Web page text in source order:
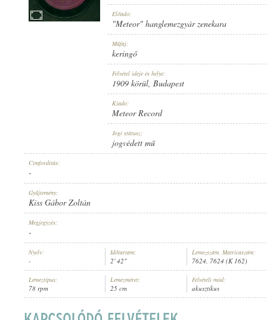
"METEOR" HANGLEMEZGYÁR ZENEKARA
1909 KÖRÜL
LEMEZSZÁM:
Előadó:
"Meteor" hanglemezgyár zenekara
Műfaj:
keringő
Felvétel ideje és helye:
1909 körül, Budapest
Kiadó:
Meteor Record
Jogi státusz:
jogvédett mű
Címfordítás:
-
Gyűjtemény:
Kiss Gábor Zoltán
Megjegyzés:
-
Nyelv:
-
Időtartam:
2' 42"
Lemezszám, Matricaszám:
7624, 7624 (K 162)
Lemeztípus:
78 rpm
Lemezméret:
25 cm
Felvételi mód:
akusztikus